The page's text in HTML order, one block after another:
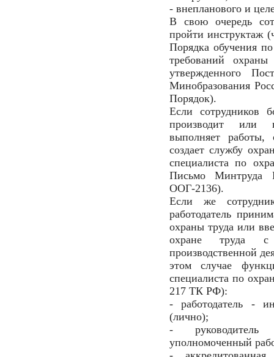
- внепланового и
В свою очередь
пройти инструктаж
Порядка обучения
требований охраны
утвержденного
Минобразования
Порядок).
Если сотрудников
производит или
выполняет работы,
создает службу
специалиста по
Письмо Минтруда
ООГ-2136).
Если же
работодатель
охраны труда или
охране труда
производственной
этом случае
специалиста по
217 ТК РФ):
- работодатель -
(лично);
-
уполномоченный